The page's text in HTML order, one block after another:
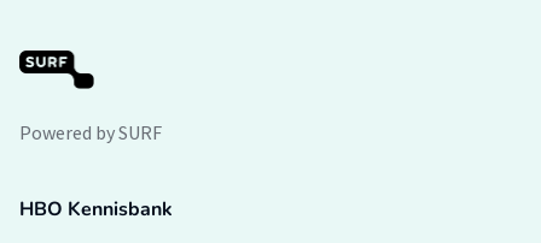
Powered by SURF
HBO Kennisbank